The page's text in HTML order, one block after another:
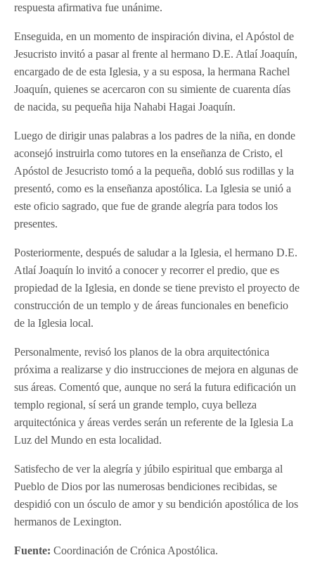
respuesta afirmativa fue unánime.
Enseguida, en un momento de inspiración divina, el Apóstol de
Jesucristo invitó a pasar al frente al hermano D.E. Atlaí Joaquín,
encargado de de esta Iglesia, y a su esposa, la hermana Rachel
Joaquín, quienes se acercaron con su simiente de cuarenta días
de nacida, su pequeña hija Nahabi Hagai Joaquín.
Luego de dirigir unas palabras a los padres de la niña, en donde
aconsejó instruirla como tutores en la enseñanza de Cristo, el
Apóstol de Jesucristo tomó a la pequeña, dobló sus rodillas y la
presentó, como es la enseñanza apostólica. La Iglesia se unió a
este oficio sagrado, que fue de grande alegría para todos los
presentes.
Posteriormente, después de saludar a la Iglesia, el hermano D.E.
Atlaí Joaquín lo invitó a conocer y recorrer el predio, que es
propiedad de la Iglesia, en donde se tiene previsto el proyecto de
construcción de un templo y de áreas funcionales en beneficio
de la Iglesia local.
Personalmente, revisó los planos de la obra arquitectónica
próxima a realizarse y dio instrucciones de mejora en algunas de
sus áreas. Comentó que, aunque no será la futura edificación un
templo regional, sí será un grande templo, cuya belleza
arquitectónica y áreas verdes serán un referente de la Iglesia La
Luz del Mundo en esta localidad.
Satisfecho de ver la alegría y júbilo espiritual que embarga al
Pueblo de Dios por las numerosas bendiciones recibidas, se
despidió con un ósculo de amor y su bendición apostólica de los
hermanos de Lexington.
Fuente: Coordinación de Crónica Apostólica.